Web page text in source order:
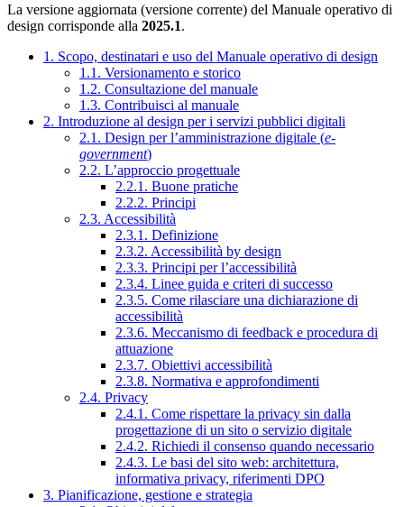
La versione aggiornata (versione corrente) del Manuale operativo di
design corrisponde alla 2025.1.
1. Scopo, destinatari e uso del Manuale operativo di design
1.1. Versionamento e storico
1.2. Consultazione del manuale
1.3. Contribuisci al manuale
2. Introduzione al design per i servizi pubblici digitali
2.1. Design per l’amministrazione digitale (e-
government)
2.2. L’approccio progettuale
2.2.1. Buone pratiche
2.2.2. Principi
2.3. Accessibilità
2.3.1. Definizione
2.3.2. Accessibilità by design
2.3.3. Principi per l’accessibilità
2.3.4. Linee guida e criteri di successo
2.3.5. Come rilasciare una dichiarazione di
accessibilità
2.3.6. Meccanismo di feedback e procedura di
attuazione
2.3.7. Obiettivi accessibilità
2.3.8. Normativa e approfondimenti
2.4. Privacy
2.4.1. Come rispettare la privacy sin dalla
progettazione di un sito o servizio digitale
2.4.2. Richiedi il consenso quando necessario
2.4.3. Le basi del sito web: architettura,
informativa privacy, riferimenti DPO
3. Pianificazione, gestione e strategia